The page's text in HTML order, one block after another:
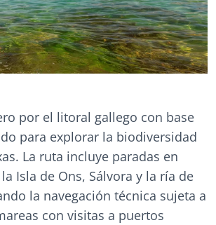
por el litoral gallego con base
para explorar la biodiversidad
La ruta incluye paradas en
Isla de Ons, Sálvora y la ría de
la navegación técnica sujeta a
con visitas a puertos